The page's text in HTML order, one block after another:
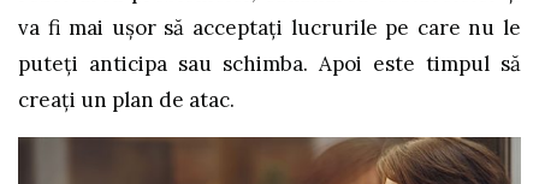
va fi mai ușor să acceptați lucrurile pe care nu le
puteți anticipa sau schimba. Apoi este timpul să
creați un plan de atac.